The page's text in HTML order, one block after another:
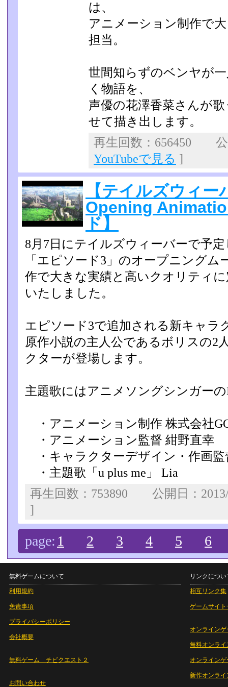
は、
アニメーション制作で
担当。
世間知らずのベンヤが
く物語を、
声優の花澤香菜さんが歌
せて描き出します。
再生回数：656450
YouTubeで見る ]
【テイルズウィ
Opening
ド】
8月7日にテイルズウィーバーで予
「エピソード3」のオー­プニング
作で大きな実績と高いクオリティ
いたしました。
エピソード3で追加される新キャラ
原作小説の主人公であるボリスの2
クターが登場します。
主題歌にはアニメソングシンガー
・アニメーション制作 株式会社
・アニメーション監督 紺野直幸
・キャラクターデザイン・作画監
・主題歌「u plus me」 Lia
再生回数：753890 公開日：
]
page: 1 2 3 4 5 6
無料ゲームについて
利用規約
免責事項
プライバシーポリシー
会社概要
無料ゲーム チビクエスト２
お問い合わせ
リンクについ
相互リンク集
ゲームサイト
オンラインゲ
無料オンライ
オンライン
新作オンライ